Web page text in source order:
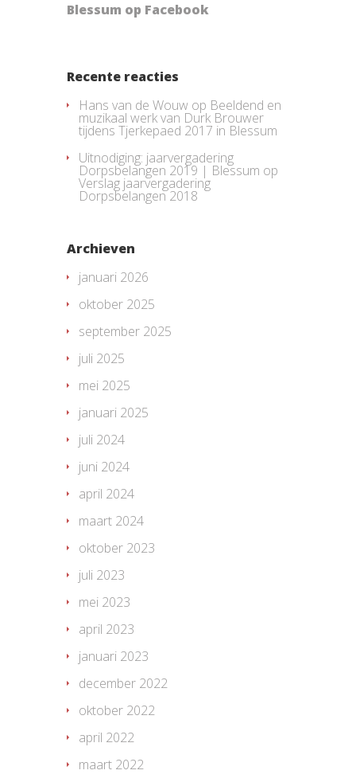
Blessum op Facebook
Recente reacties
Hans van de Wouw op Beeldend en
muzikaal werk van Durk Brouwer
tijdens Tjerkepaed 2017 in Blessum
Uitnodiging: jaarvergadering
Dorpsbelangen 2019 | Blessum op
Verslag jaarvergadering
Dorpsbelangen 2018
Archieven
januari 2026
oktober 2025
september 2025
juli 2025
mei 2025
januari 2025
juli 2024
juni 2024
april 2024
maart 2024
oktober 2023
juli 2023
mei 2023
april 2023
januari 2023
december 2022
oktober 2022
april 2022
maart 2022